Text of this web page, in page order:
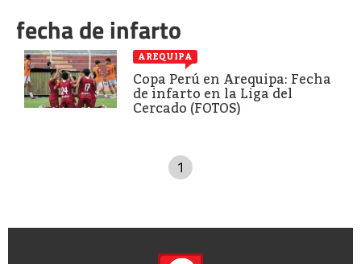
fecha de infarto
AREQUIPA
Copa Perú en Arequipa: Fecha
de infarto en la Liga del
Cercado (FOTOS)
1